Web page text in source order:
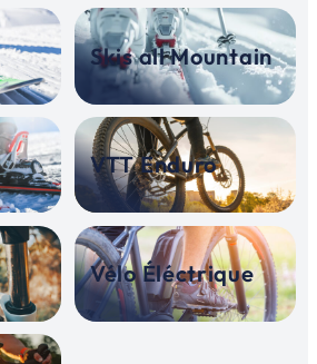
Skis all Mountain
VTT Enduro
Vélo Éléctrique